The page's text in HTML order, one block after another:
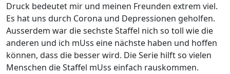
Druck bedeutet mir und meinen Freunden extrem viel.
Es hat uns durch Corona und Depressionen geholfen.
Ausserdem war die sechste Staffel nich so toll wie die
anderen und ich mUss eine nächste haben und hoffen
können, dass die besser wird. Die Serie hilft so vielen
Menschen die Staffel mUss einfach rauskommen.